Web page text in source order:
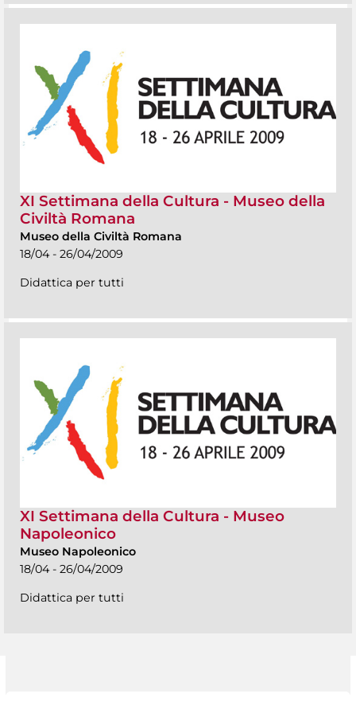
XI Settimana della Cultura - Museo della
Civiltà Romana
Museo della Civiltà Romana
18/04 - 26/04/2009
Didattica per tutti
XI Settimana della Cultura - Museo
Napoleonico
Museo Napoleonico
18/04 - 26/04/2009
Didattica per tutti